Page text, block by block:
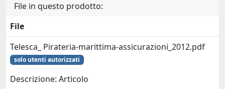
File in questo prodotto:
File
Telesca_ Pirateria-marittima-assicurazioni_2012.pdf
solo utenti autorizzati
Descrizione: Articolo